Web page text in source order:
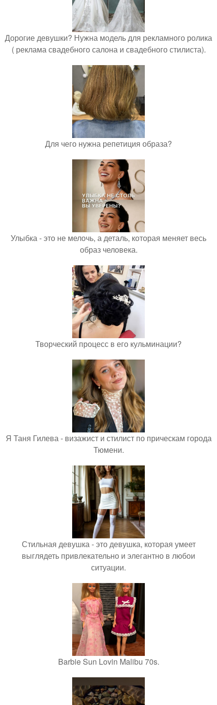
Дорогие девушки? Нужна модель для рекламного ролика
( реклама свадебного салона и свадебного стилиста).
Для чего нужна репетиция образа?
Улыбка - это не мелочь, а деталь, которая меняет весь
образ человека.
Творческий процесс в его кульминации?
Я Таня Гилева - визажист и стилист по прическам города
Тюмени.
Стильная девушка - это девушка, которая умеет
выглядеть привлекательно и элегантно в любои
ситуации.
Barbie Sun Lovin Malibu 70s.